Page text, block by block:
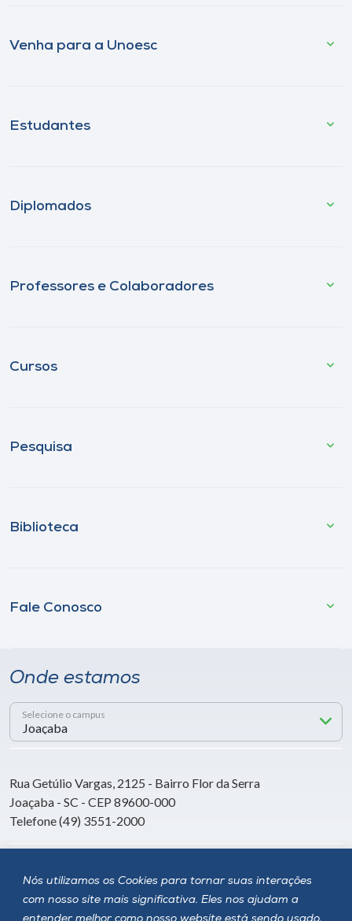
Nós utilizamos os Cookies para tornar suas interações
com nosso site mais significativa. Eles nos ajudam a
entender melhor como nosso website está sendo usado,
Venha para a Unoesc
Estudantes
Diplomados
Professores e Colaboradores
Cursos
Pesquisa
Biblioteca
Fale Conosco
Onde estamos
Selecione o campus
Rua Getúlio Vargas, 2125 - Bairro Flor da Serra
Joaçaba - SC - CEP 89600-000
Telefone (49) 3551-2000
Siga a Unoesc